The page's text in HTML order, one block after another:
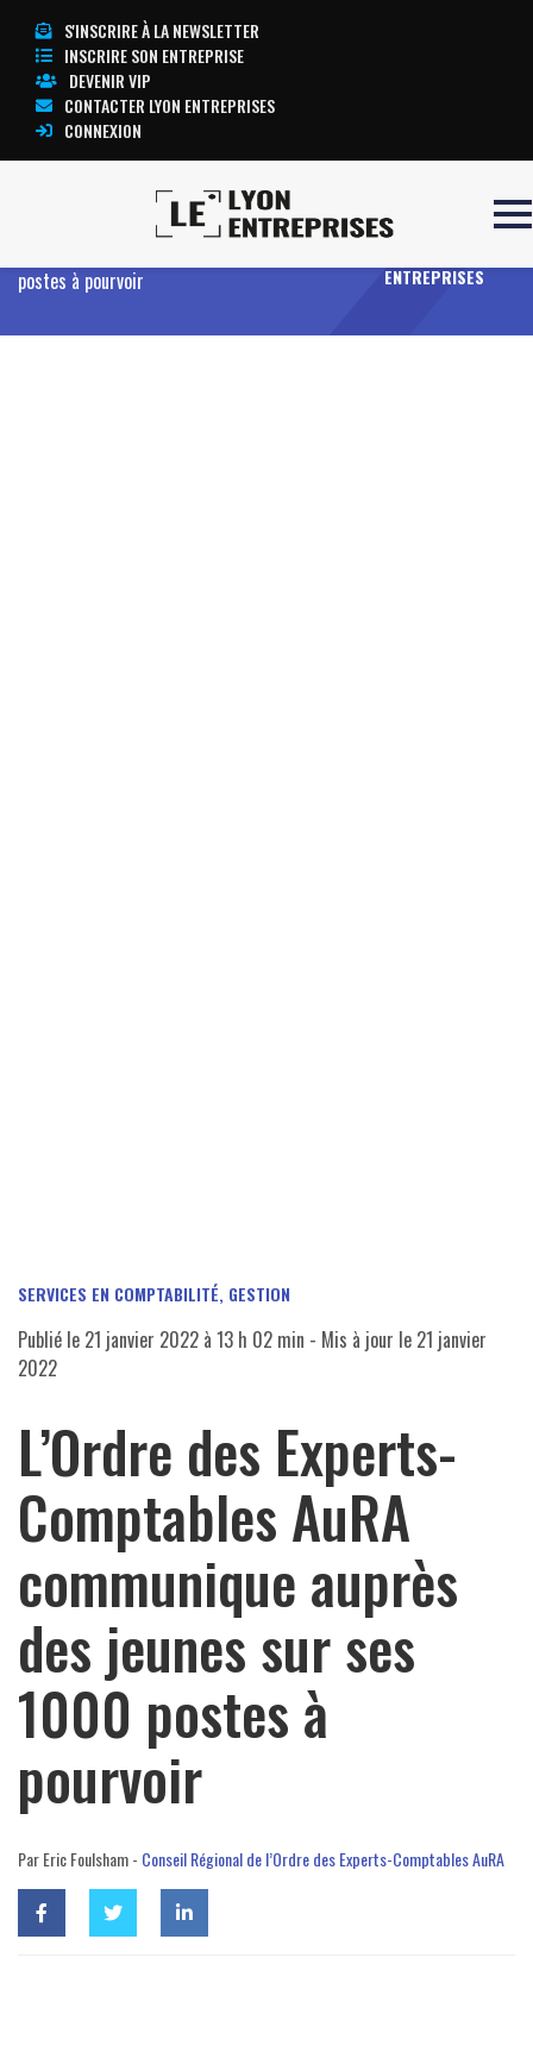
S'INSCRIRE À LA NEWSLETTER
INSCRIRE SON ENTREPRISE
DEVENIR VIP
CONTACTER LYON ENTREPRISES
CONNEXION
L’Ordre des Experts-Comptables AuRA
postes à pourvoir
TOUTE
ENTREPRISES
SERVICES EN COMPTABILITÉ, GESTION
Publié le 21 janvier 2022 à 13 h 02 min - Mis à jour le 21 janvier
2022
L’Ordre des Experts-
Comptables AuRA
communique auprès
des jeunes sur ses
1000 postes à
pourvoir
Par Eric Foulsham - Conseil Régional de l’Ordre des Experts-Comptables AuRA